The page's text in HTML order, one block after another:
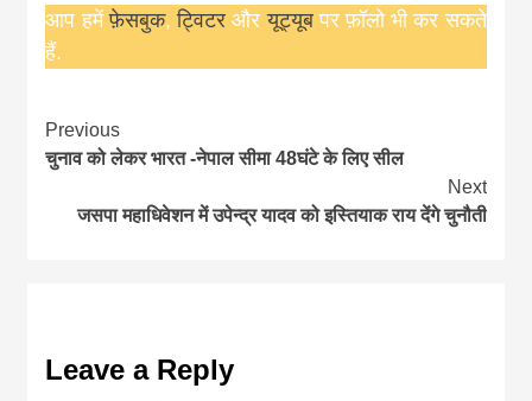
आप हमेंफ़ेसबुक,ट्विटरऔरयूट्यूबपर फ़ॉलो भी कर सकते
हैं.
Continue
Reading
Previous
चुनाव को लेकर भारत -नेपाल सीमा 48घंटे के लिए सील
Next
जसपा महाधिवेशन में उपेन्द्र यादव को इस्तियाक राय देंगे चुनौती
Leave a Reply